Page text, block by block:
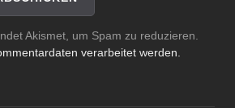
Akismet, um Spam zu reduzieren.
verarbeitet werden.